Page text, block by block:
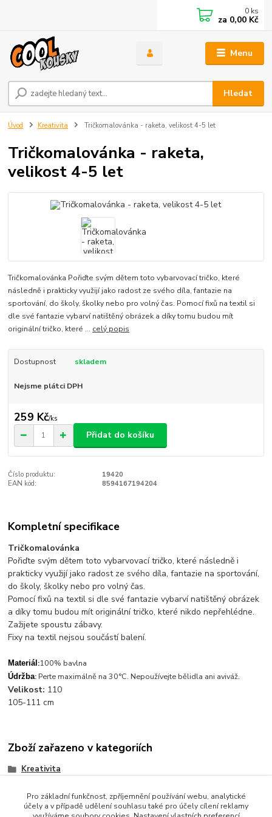
Menu
Hledat
0 ks
za 0,00 Kč
Úvod Kreativita Tričkomalovánka - raketa, velikost 4-5 let
Tričkomalovánka - raketa,
velikost 4-5 let
Tričkomalovánka Pořiďte svým dětem toto vybarvovací tričko, které
následně i prakticky využijí jako radost ze svého díla, fantazie na
sportování, do školy, školky nebo pro volný čas. Pomocí fixů na textil si
dle své fantazie vybarví natištěný obrázek a díky tomu budou mít
originální tričko, které ... celý popis
Dostupnost skladem
Nejsme plátci DPH
259 Kč/ks
Přidat do košíku
Číslo produktu:
19420
EAN kód:
8594167194204
Kompletní specifikace
Tričkomalovánka
Pořiďte svým dětem toto vybarvovací tričko, které následně i
prakticky využijí jako radost ze svého díla, fantazie na sportování,
do školy, školky nebo pro volný čas.
Pomocí fixů na textil si dle své fantazie vybarví natištěný obrázek
a díky tomu budou mít originální tričko, které nikdo nepřehlédne.
Zažijete spoustu zábavy.
Fixy na textil nejsou součástí balení.
Materiál :100% bavlna
Údržba: Perte maximálně na 30°C. Nepoužívejte bělidla ani aviváž.
Velikost: 110
105-111 cm
Zboží zařazeno v kategoriích
Kreativita
Pro základní funkčnost, zpříjemnění používání webu, analytické
účely a v případě udělení souhlasu také pro účely cílení reklamy